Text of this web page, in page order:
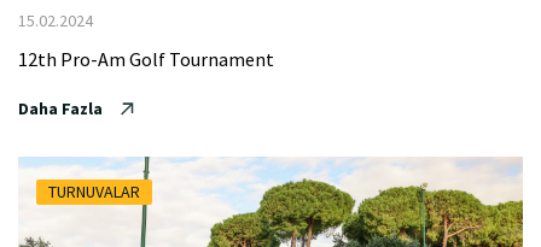
15.02.2024
12th Pro-Am Golf Tournament
Daha Fazla
TURNUVALAR